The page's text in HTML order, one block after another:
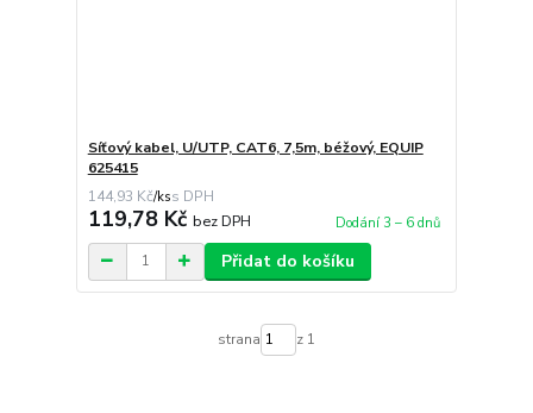
Síťový kabel, U/UTP, CAT6, 7,5m, béžový, EQUIP
625415
144,93 Kč/ks
119,78 Kč bez DPH Dodání 3 – 6 dnů
Přidat do košíku
strana z 1